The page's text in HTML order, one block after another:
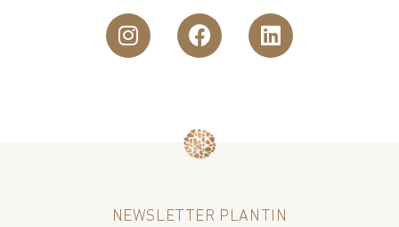
NEWSLETTER PLANTIN